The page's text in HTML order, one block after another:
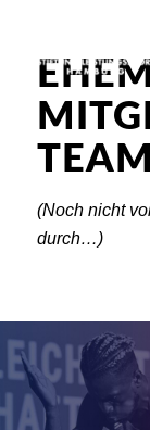
(Noch nicht
durch…)